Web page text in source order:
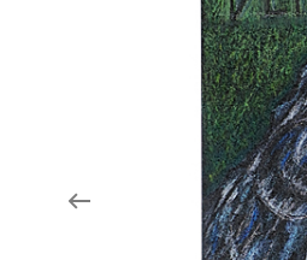
Aukce filmových klapek
Zlín Film Festival